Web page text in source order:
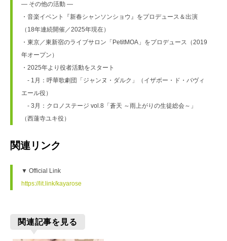
― その他の活動 ―
・音楽イベント『新春シャンソンショウ』をプロデュース＆出演
（18年連続開催／2025年現在）
・東京／東新宿のライブサロン「PetitMOA」をプロデュース（2019
年オープン）
・2025年より役者活動をスタート
- 1月：呼華歌劇団「ジャンヌ・ダルク」（イザボー・ド・バヴィ
エール役）
- 3月：クロノステージ vol.8「蒼天 ～雨上がりの生徒総会～」
（西蓮寺ユキ役）
関連リンク
▼ Official Link
https://lit.link/kayarose
関連記事を見る